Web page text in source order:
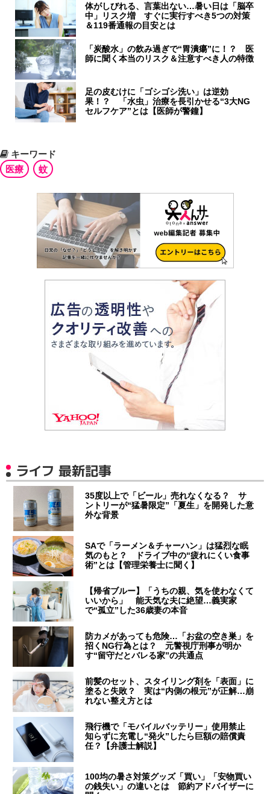
体がしびれる、言葉出ない…暑い日は「脳卒
中」リスク増 すぐに実行すべき5つの対策
＆119番通報の目安とは
「炭酸水」の飲み過ぎで“胃潰瘍”に！？ 医
師に聞く本当のリスク＆注意すべき人の特徴
足の皮むけに「ゴシゴシ洗い」は逆効
果！？ 「水虫」治療を長引かせる“3大NG
セルフケア”とは【医師が警鐘】
キーワード
医療
蚊
ライフ 最新記事
35度以上で「ビール」売れなくなる？ サ
ントリーが“猛暑限定”「夏生」を開発した意
外な背景
SAで「ラーメン＆チャーハン」は猛烈な眠
気のもと？ ドライブ中の“疲れにくい食事
術”とは【管理栄養士に聞く】
【帰省ブルー】「うちの親、気を使わなくて
いいから」 能天気な夫に絶望…義実家
で“孤立”した36歳妻の本音
防カメがあっても危険…「お盆の空き巣」を
招くNG行為とは？ 元警視庁刑事が明か
す“留守だとバレる家”の共通点
前髪のセット、スタイリング剤を「表面」に
塗ると失敗？ 実は“内側の根元”が正解…崩
れない整え方とは
飛行機で「モバイルバッテリー」使用禁止
知らずに充電し“発火”したら巨額の賠償責
任？【弁護士解説】
100均の暑さ対策グッズ「買い」「安物買い
の銭失い」の違いとは 節約アドバイザーに